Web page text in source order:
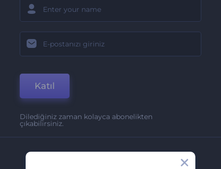
Katıl
Dilediğiniz zaman kolayca abonelikten
çıkabilirsiniz.